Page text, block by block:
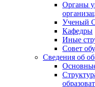
Органы
Ученый
Кафедры
Иные
Совет
Сведения об